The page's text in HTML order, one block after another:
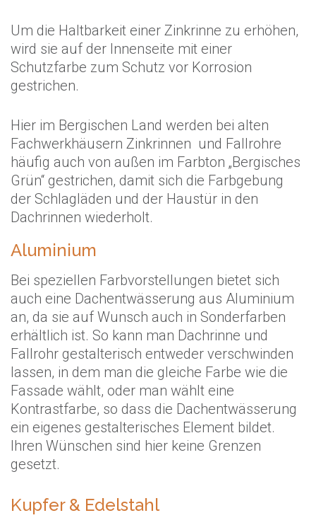
Um die Haltbarkeit einer Zinkrinne zu erhöhen,
wird sie auf der Innenseite mit einer
Schutzfarbe zum Schutz vor Korrosion
gestrichen.
Hier im Bergischen Land werden bei alten
Fachwerkhäusern Zinkrinnen und Fallrohre
häufig auch von außen im Farbton „Bergisches
Grün“ gestrichen, damit sich die Farbgebung
der Schlagläden und der Haustür in den
Dachrinnen wiederholt.
Aluminium
Bei speziellen Farbvorstellungen bietet sich
auch eine Dachentwässerung aus Aluminium
an, da sie auf Wunsch auch in Sonderfarben
erhältlich ist. So kann man Dachrinne und
Fallrohr gestalterisch entweder verschwinden
lassen, in dem man die gleiche Farbe wie die
Fassade wählt, oder man wählt eine
Kontrastfarbe, so dass die Dachentwässerung
ein eigenes gestalterisches Element bildet.
Ihren Wünschen sind hier keine Grenzen
gesetzt.
Kupfer & Edelstahl